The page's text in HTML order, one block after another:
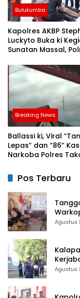
Bulukumba
Kapolres AKBP
Luckyto Buka ki
Sunatan Massal,
dengan Pemuda
Breaking News
Ballassi ki, Viral
Lepas” dan “86”
Narkoba Polres
Pos Terbaru
HUT
Agustus
Agustus